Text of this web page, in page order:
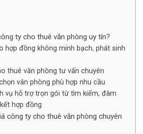
ty cho thuê văn phòng uy tín?
hợp đồng không minh bạch, phát sinh
thuê văn phòng tư vấn chuyên
văn phòng phù hợp nhu cầu
vụ hỗ trợ trọn gói từ tìm kiếm, đàm
hợp đồng
công ty cho thuê văn phòng chuyên